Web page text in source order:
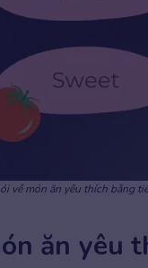
về món ăn yêu thích bằng
ăn yêu